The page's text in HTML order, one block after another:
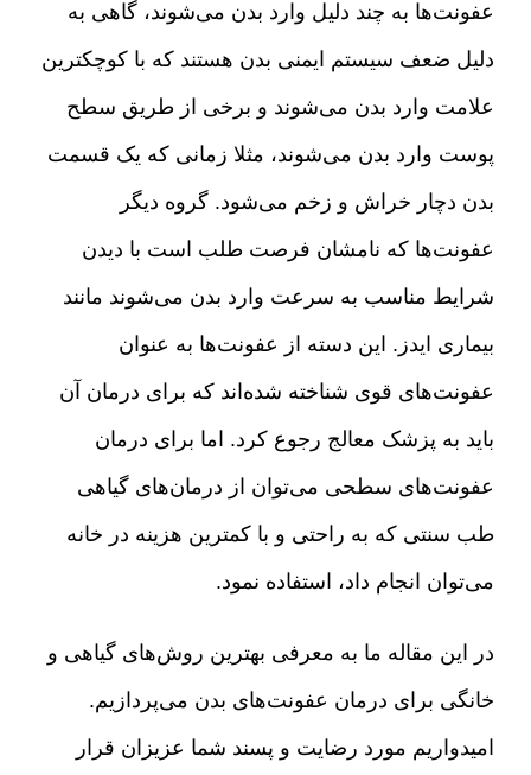
عفونت‌ها به چند دلیل وارد بدن می‌شوند، گاهی به
دلیل ضعف سیستم ایمنی بدن هستند که با کوچکترین
علامت وارد بدن می‌شوند و برخی از طریق سطح
پوست وارد بدن می‌شوند، مثلا زمانی که یک قسمت
بدن دچار خراش و زخم می‌شود. گروه دیگر
عفونت‌ها که نامشان فرصت طلب است با دیدن
شرایط مناسب به سرعت وارد بدن می‌شوند مانند
بیماری ایدز . این دسته از عفونت‌ها به عنوان
عفونت‌های قوی شناخته شده‌اند که برای درمان آن
باید به پزشک معالج رجوع کرد. اما برای درمان
عفونت‌های سطحی می‌توان از درمان‌های گیاهی
طب سنتی که به راحتی و با کمترین هزینه در خانه
می‌توان انجام داد، استفاده نمود.
در این مقاله ما به معرفی بهترین روش‌های گیاهی و
خانگی برای درمان عفونت‌های بدن می‌پردازیم.
امیدواریم مورد رضایت و پسند شما عزیزان قرار